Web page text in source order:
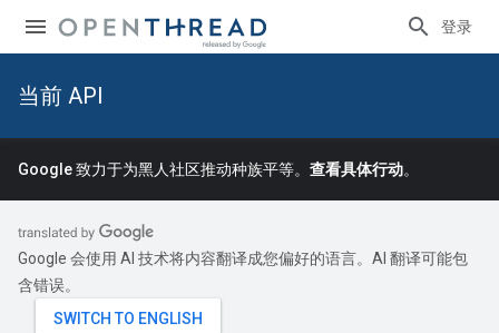
登录
当前 API
Google 致力于为黑人社区推动种族平等。 查看具体行动。
Google 会使用 AI 技术将内容翻译成您偏好的语言。AI 翻译可能包
含错误。